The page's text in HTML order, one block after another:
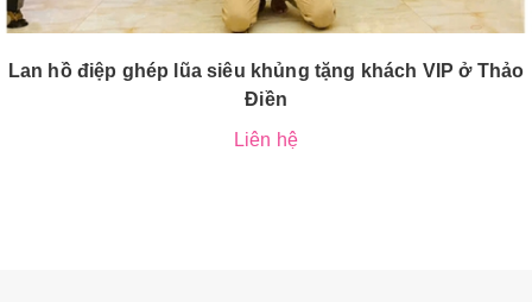
Lan hồ điệp ghép lũa siêu khủng tặng khách VIP ở Thảo
Điền
Liên hệ